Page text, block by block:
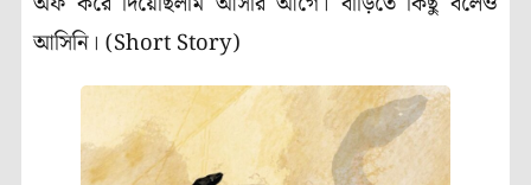
আসিনি। (Short Story)